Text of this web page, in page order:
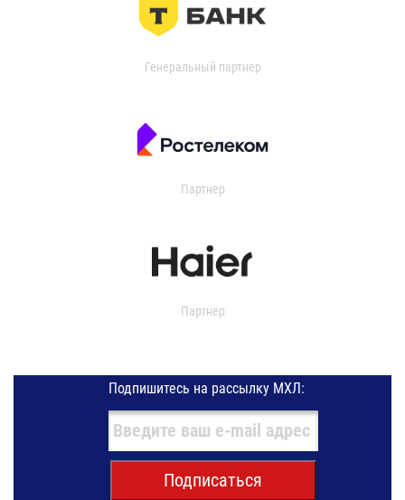
Генеральный партнер
Партнер
Партнер
Подпишитесь на рассылку МХЛ:
Подписаться